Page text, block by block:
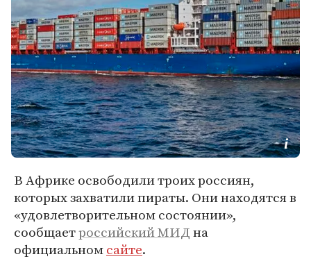
В Африке освободили троих россиян,
которых захватили пираты. Они находятся в
«удовлетворительном состоянии»,
сообщаетроссийский МИДна
официальномсайте.